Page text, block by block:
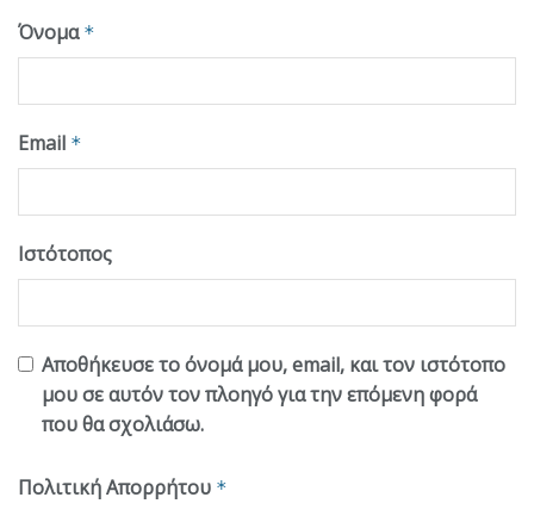
Όνομα *
Email *
Ιστότοπος
Αποθήκευσε το όνομά μου, email, και τον ιστότοπο
μου σε αυτόν τον πλοηγό για την επόμενη φορά
που θα σχολιάσω.
Πολιτική Απορρήτου *